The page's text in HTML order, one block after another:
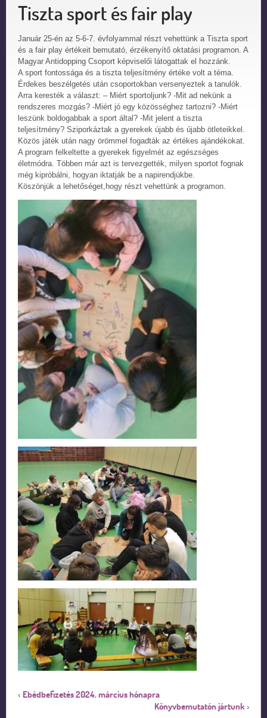
Tiszta sport és fair play
Január 25-én az 5-6-7. évfolyammal részt vehettünk a Tiszta sport
és a fair play értékeit bemutató, érzékenyítő oktatási programon. A
Magyar Antidopping Csoport képviselői látogattak el hozzánk.
A sport fontossága és a tiszta teljesítmény értéke volt a téma.
Érdekes beszélgetés után csoportokban versenyeztek a tanulók.
Arra keresték a választ: – Miért sportoljunk? -Mit ad nekünk a
rendszeres mozgás? -Miért jó egy közösséghez tartozni? -Miért
leszünk boldogabbak a sport által? -Mit jelent a tiszta
teljesítmény? Sziporkáztak a gyerekek újabb és újabb ötleteikkel.
Közös játék után nagy örömmel fogadták az értékes ajándékokat.
A program felkeltette a gyerekek figyelmét az egészséges
életmódra. Többen már azt is tervezgették, milyen sportot fognak
még kipróbálni, hogyan iktatják be a napirendjükbe.
Köszönjük a lehetőséget,hogy részt vehettünk a programon.
‹ Ebédbefizetés 2024. március hónapra
Könyvbemutatón jártunk ›